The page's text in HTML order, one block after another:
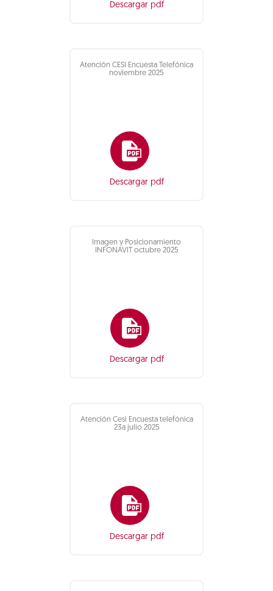
Descargar pdf
Atención CESI Encuesta Telefónica
noviembre 2025
Descargar pdf
Imagen y Posicionamiento
INFONAVIT octubre 2025
Descargar pdf
Atención Cesi Encuesta telefónica
23a julio 2025
Descargar pdf